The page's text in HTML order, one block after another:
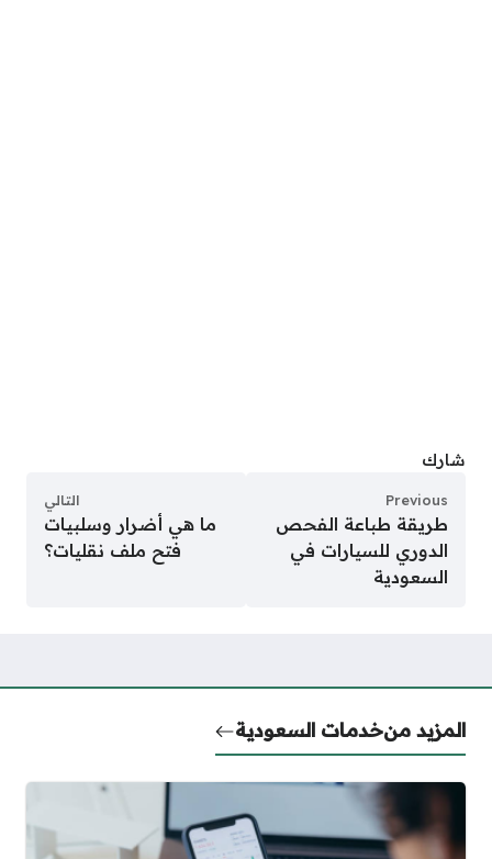
شارك
Previous
طريقة طباعة الفحص
الدوري للسيارات في
السعودية
التالي
ما هي أضرار وسلبيات
فتح ملف نقليات؟
المزيد منخدمات السعودية